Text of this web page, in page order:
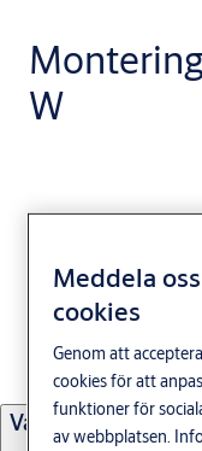
W
Monteringsstolpe för
vår elslutblecksguide
monteringsstolpe till
Varianter
Meddela
cookies
Genom att
cookies för att
funktioner för
av webbplatsen.